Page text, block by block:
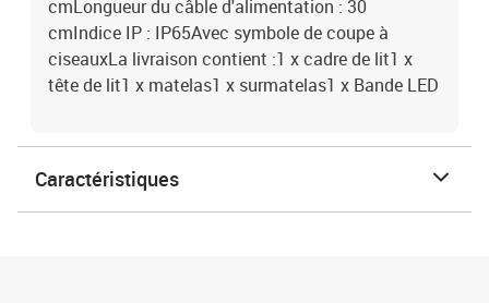
cmLongueur du câble d'alimentation : 30
cmIndice IP : IP65Avec symbole de coupe à
ciseauxLa livraison contient :1 x cadre de lit1 x
tête de lit1 x matelas1 x surmatelas1 x Bande LED
Caractéristiques